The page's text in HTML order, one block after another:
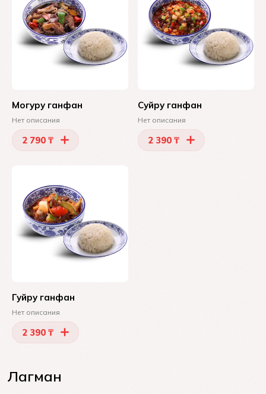
Могуру ганфан
Нет описания
2 790 ₸
Суйру ганфан
Нет описания
2 390 ₸
Гуйру ганфан
Нет описания
2 390 ₸
Лагман